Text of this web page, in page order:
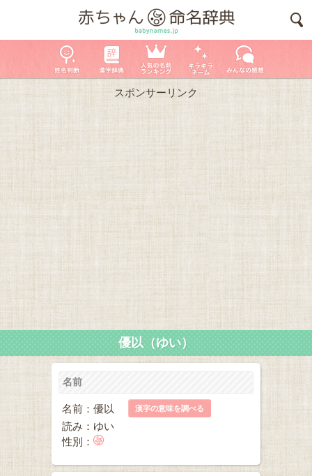
スポンサーリンク
優以（ゆい）
名前
名前：優以 漢字の意味を調べる
読み：ゆい
性別：